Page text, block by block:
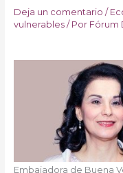
Deja un comentario /
vulnerables/ Por Fórum
Embajadora de Buena